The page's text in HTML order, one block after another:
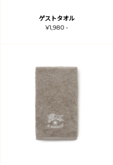
ゲストタオル
¥1,980 -